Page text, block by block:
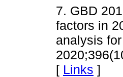
7. GBD
factors in
analysis
[ Links ]